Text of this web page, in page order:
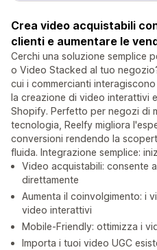
Crea video acquistabili
clienti e aumentare le
Cerchi una soluzione semplice
o Video Stacked al tuo
cui i commercianti
la creazione di video interattivi
Shopify. Perfetto per negozi di
tecnologia, Reelfy migliora
conversioni rendendo la
fluida. Integrazione semplice:
Video acquistabili: consente
direttamente
Aumenta il coinvolgimento: i
video interattivi
Mobile-Friendly: ottimizza i
Importa i tuoi video UGC